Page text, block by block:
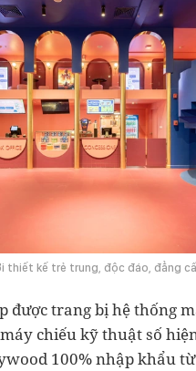
thiết kế trẻ trung, độc đáo, đẳng
được trang bị hệ thống
chiếu kỹ thuật số
100% nhập khẩu